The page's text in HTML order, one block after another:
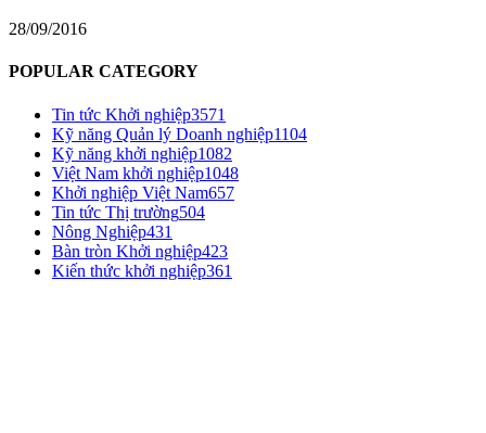
28/09/2016
POPULAR CATEGORY
Tin tức Khởi nghiệp3571
Kỹ năng Quản lý Doanh nghiệp1104
Kỹ năng khởi nghiệp1082
Việt Nam khởi nghiệp1048
Khởi nghiệp Việt Nam657
Tin tức Thị trường504
Nông Nghiệp431
Bàn tròn Khởi nghiệp423
Kiến thức khởi nghiệp361